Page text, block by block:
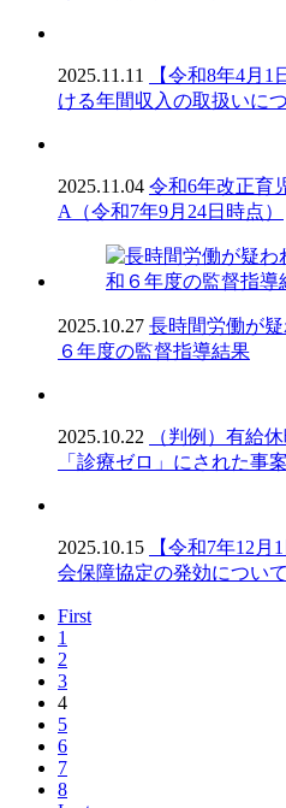
2025.11.11
【令和8年4月
ける年間収入の取扱いに
2025.11.04 令和6年改正育
A（令和7年9月24日時点）
2025.10.27 長時間労働が
６年度の監督指導結果
2025.10.22
（判例）有給
「診療ゼロ」にされた事案
2025.10.15
【令和7年12
会保障協定の発効について
First
1
2
3
4
5
6
7
8